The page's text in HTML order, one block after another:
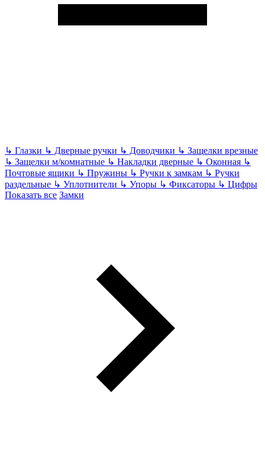
↳ Глазки ↳ Дверные ручки ↳ Доводчики ↳ Защелки врезные
↳ Защелки м/комнатные ↳ Накладки дверные ↳ Оконная ↳
Почтовые ящики ↳ Пружины ↳ Ручки к замкам ↳ Ручки
раздельные ↳ Уплотнители ↳ Упоры ↳ Фиксаторы ↳ Цифры
Показать все Замки